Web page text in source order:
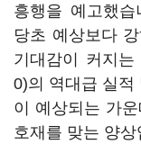
흥행을 예고했
당초 예상보다
기대감이 커지
0)의 역대급 실적
이 예상되는 가
호재를 맞는 양상